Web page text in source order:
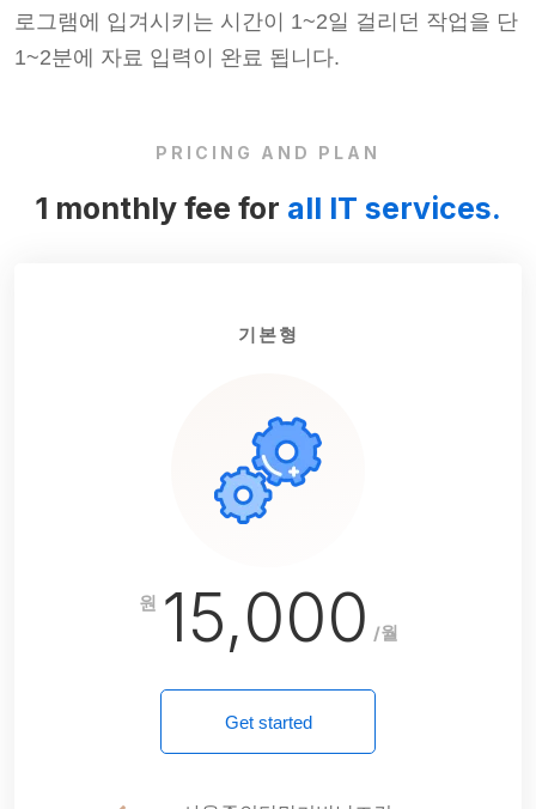
로그램에 입겨시키는 시간이 1~2일 걸리던 작업을 단
1~2분에 자료 입력이 완료 됩니다.
PRICING AND PLAN
1 monthly fee for all IT services.
기본형
원 15,000 /월
Get started